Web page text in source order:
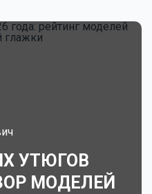
УТЮГОВ
МОДЕЛЕЙ